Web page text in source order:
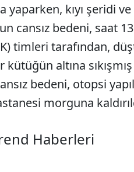
yaparken, kıyı şeridi
cansız bedeni, saat
timleri tarafından,
kütüğün altına
bedeni, otopsi
morguna
Haberleri